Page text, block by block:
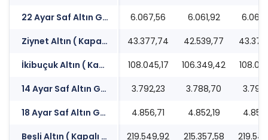
22 Ayar Saf Altın Gram/TL
6.067,56 6.061,92
Ziynet Altın ( Kapalı Çarşı )
43.377,74 42.539,77
İkibuçuk Altın ( Kapalı Çarşı )
108.045,17 106.349,42
14 Ayar Saf Altın Gram/TL
3.792,23 3.788,70
18 Ayar Saf Altın Gram/TL
4.856,71 4.852,19
Beşli Altın ( Kapalı Çarşı )
219.549,92 215.357,58